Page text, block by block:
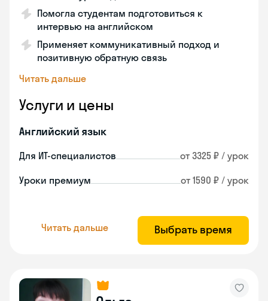
Помогла студентам подготовиться к
интервью на английском
Применяет коммуникативный подход и
позитивную обратную связь
Читать дальше
Услуги и цены
Английский язык
Для ИТ-специалистов от 3325 ₽ / урок
Уроки премиум от 1590 ₽ / урок
Читать дальше Выбрать время